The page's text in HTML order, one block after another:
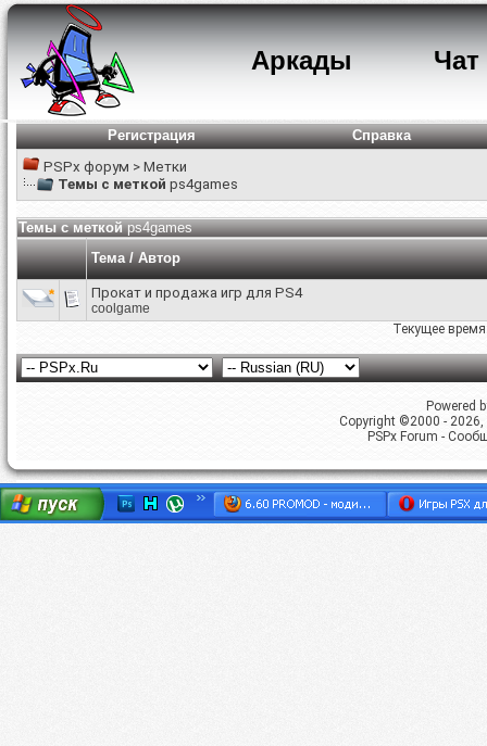
Аркады Чат
Регистрация
Справка
PSPx форум > Метки
Темы с меткой ps4games
Темы с меткойps4games
Тема / Автор
Прокат и продажа игр для PS4
coolgame
Текущее
Powered
Copyright ©2000 -
PSPx Forum -